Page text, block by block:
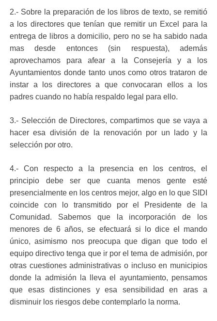
2.- Sobre la preparación de los libros de texto, se remitió
a los directores que tenían que remitir un Excel para la
entrega de libros a domicilio, pero no se ha sabido nada
mas desde entonces (sin respuesta), además
aprovechamos para afear a la Consejería y a los
Ayuntamientos donde tanto unos como otros trataron de
instar a los directores a que convocaran ellos a los
padres cuando no había respaldo legal para ello.
3.- Selección de Directores, compartimos que se vaya a
hacer esa división de la renovación por un lado y la
selección por otro.
4.- Con respecto a la presencia en los centros, el
principio debe ser que cuanta menos gente esté
presencialmente en los centros mejor, algo en lo que SIDI
coincide con lo transmitido por el Presidente de la
Comunidad. Sabemos que la incorporación de los
menores de 6 años, se efectuará si lo dice el mando
único, asimismo nos preocupa que digan que todo el
equipo directivo tenga que ir por el tema de admisión, por
otras cuestiones administrativas o incluso en municipios
donde la admisión la lleva el ayuntamiento, pensamos
que esas distinciones y esa sensibilidad en aras a
disminuir los riesgos debe contemplarlo la norma.